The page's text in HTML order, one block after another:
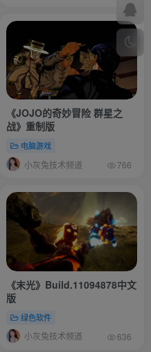
《JOJO的奇妙冒险 群星之
战》重制版
电脑游戏
小灰兔技术频道 766
《末光》Build.11094878中文
版
绿色软件
小灰兔技术频道 636